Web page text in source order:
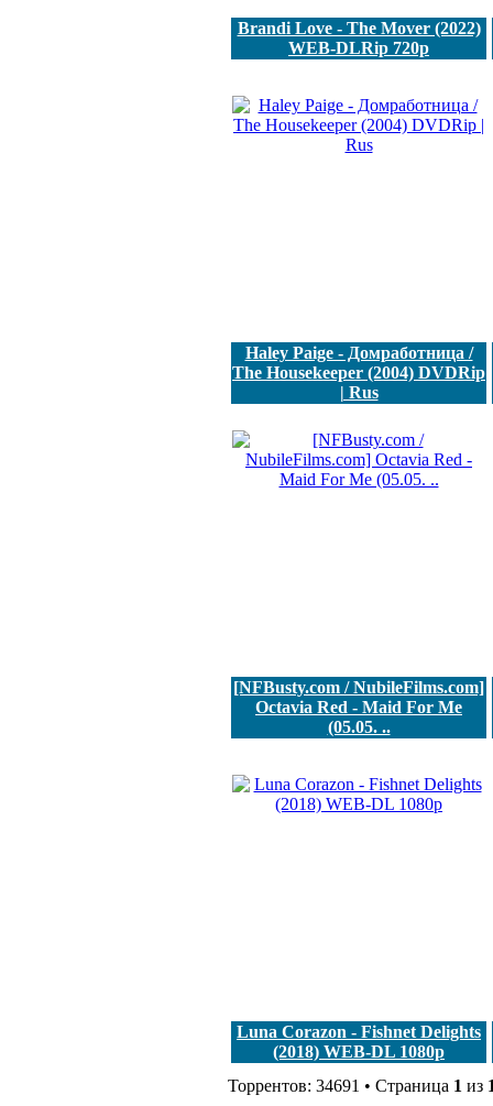
Brandi Love - The Mover (2022)
WEB-DLRip 720p
Haley Paige - Домработница /
The Housekeeper (2004) DVDRip
| Rus
[NFBusty.com / NubileFilms.com]
Octavia Red - Maid For Me
(05.05. ..
Luna Corazon - Fishnet Delights
(2018) WEB-DL 1080p
Торрентов: 34691 • Страница 1 из